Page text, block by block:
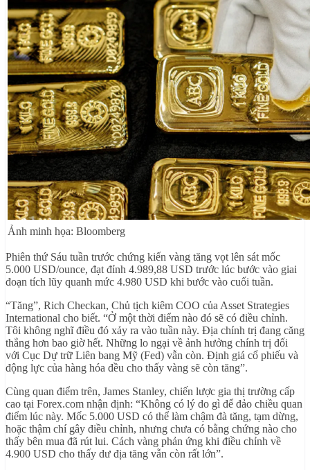
Ảnh minh họa: Bloomberg
Phiên thứ Sáu tuần trước chứng kiến vàng tăng vọt lên sát mốc
5.000 USD/ounce, đạt đỉnh 4.989,88 USD trước lúc bước vào giai
đoạn tích lũy quanh mức 4.980 USD khi bước vào cuối tuần.
“Tăng”, Rich Checkan, Chủ tịch kiêm COO của Asset Strategies
International cho biết. “Ở một thời điểm nào đó sẽ có điều chỉnh.
Tôi không nghĩ điều đó xảy ra vào tuần này. Địa chính trị đang căng
thẳng hơn bao giờ hết. Những lo ngại về ảnh hưởng chính trị đối
với Cục Dự trữ Liên bang Mỹ (Fed) vẫn còn. Định giá cổ phiếu và
động lực của hàng hóa đều cho thấy vàng sẽ còn tăng”.
Cùng quan điểm trên, James Stanley, chiến lược gia thị trường cấp
cao tại Forex.com nhận định: “Không có lý do gì để đảo chiều quan
điểm lúc này. Mốc 5.000 USD có thể làm chậm đà tăng, tạm dừng,
hoặc thậm chí gây điều chỉnh, nhưng chưa có bằng chứng nào cho
thấy bên mua đã rút lui. Cách vàng phản ứng khi điều chỉnh về
4.900 USD cho thấy dư địa tăng vẫn còn rất lớn”.